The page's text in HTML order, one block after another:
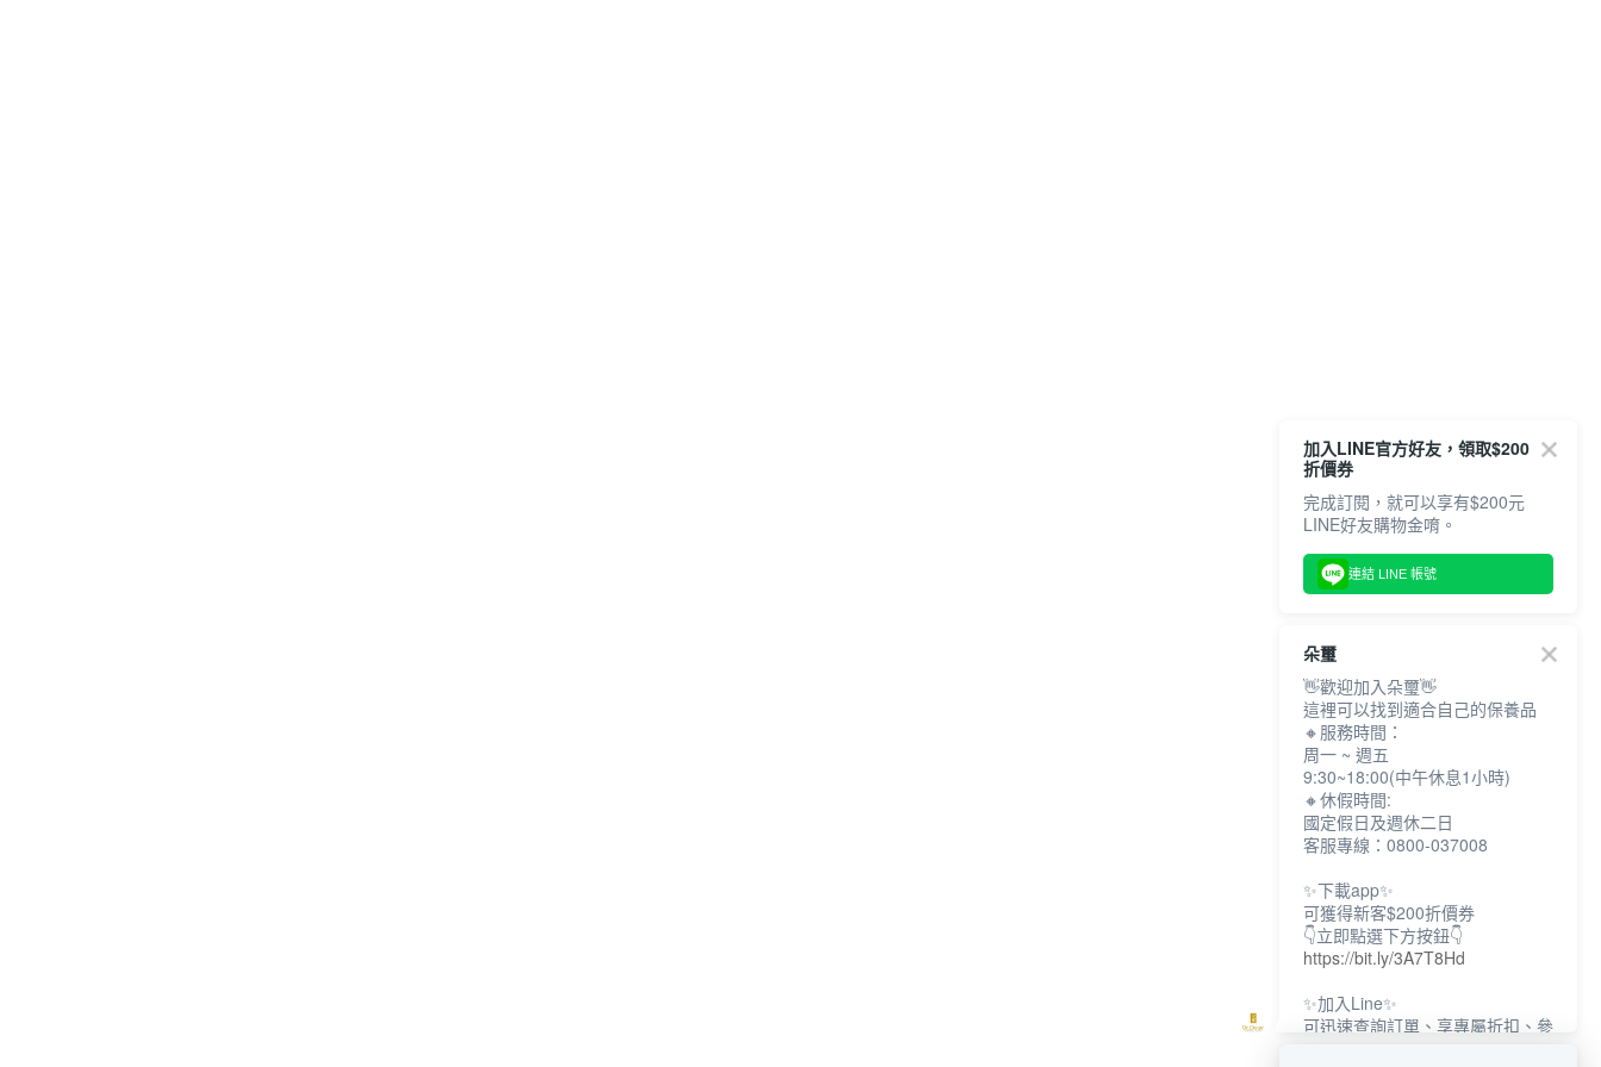
加入LINE官方好友，領取$200
折價券
完成訂閱，就可以享有$200元
LINE好友購物金唷。
連結 LINE 帳號
朵璽
👋歡迎加入朵璽👋
這裡可以找到適合自己的保養品
🔸服務時間：
周一 ~ 週五
9:30~18:00(中午休息1小時)
🔸休假時間:
國定假日及週休二日
客服專線：0800-037008
✨下載app✨
可獲得新客$200折價券
👇立即點選下方按鈕👇
https://bit.ly/3A7T8Hd
✨加入Line✨
可迅速查詢訂單、享專屬折扣、參